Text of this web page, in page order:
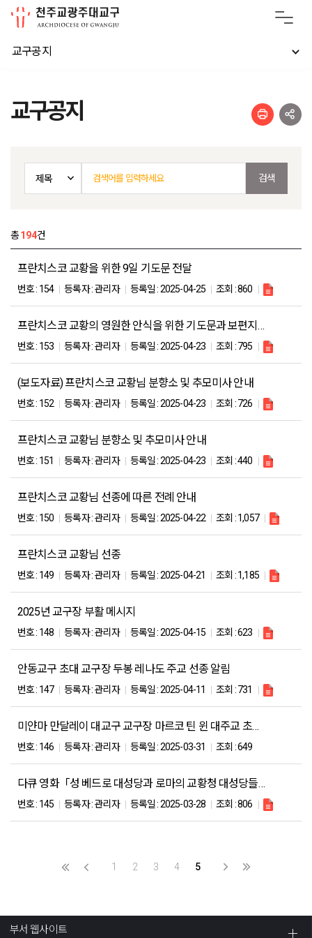
교구공지
교구공지
총194건
프란치스코 교황을 위한 9일 기도문 전달
번호 : 154 등록자 :관리자 등록일 :2025-04-25 조회 :860
프란치스코 교황의 영원한 안식을 위한 기도문과 보편지향 기도문 전달
번호 : 153 등록자 :관리자 등록일 :2025-04-23 조회 :795
(보도자료) 프란치스코 교황님 분향소 및 추모미사 안내
번호 : 152 등록자 :관리자 등록일 :2025-04-23 조회 :726
프란치스코 교황님 분향소 및 추모미사 안내
번호 : 151 등록자 :관리자 등록일 :2025-04-23 조회 :440
프란치스코 교황님 선종에 따른 전례 안내
번호 : 150 등록자 :관리자 등록일 :2025-04-22 조회 :1,057
프란치스코 교황님 선종
번호 : 149 등록자 :관리자 등록일 :2025-04-21 조회 :1,185
2025년 교구장 부활 메시지
번호 : 148 등록자 :관리자 등록일 :2025-04-15 조회 :623
안동교구 초대 교구장 두봉 레나도 주교 선종 알림
번호 : 147 등록자 :관리자 등록일 :2025-04-11 조회 :731
미얀마 만달레이 대교구 교구장 마르코 틴 윈 대주교 초청 대화마당 취소 안내
번호 : 146 등록자 :관리자 등록일 :2025-03-31 조회 :649
다큐 영화「성 베드로 대성당과 로마의 교황청 대성당들」 관람 안내
번호 : 145 등록자 :관리자 등록일 :2025-03-28 조회 :806
1 2 3 4 5
부서 웹사이트